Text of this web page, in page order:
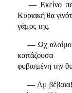
— Εκείνο
Κυριακή θα
γάμος της.
— Ωχ
κοιτάζουσα
φοβισμένη την
— Αμ βέβαια!